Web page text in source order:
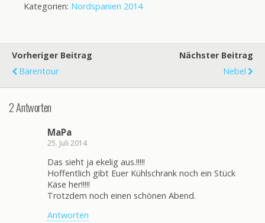
Kategorien: Nordspanien 2014
Vorheriger Beitrag
Bärentour
Nächster Beitrag
Nebel
2 Antworten
MaPa
25. Juli 2014
Das sieht ja ekelig aus.!!!!!
Hoffentlich gibt Euer Kühlschrank noch ein Stück
Käse her!!!!!
Trotzdem noch einen schönen Abend.
Antworten